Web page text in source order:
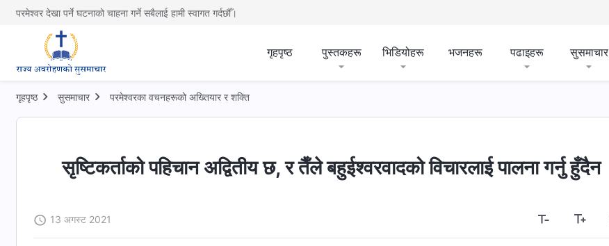
परमेश्वर देखा पर्ने घटनाको चाहना गर्ने सबैलाई हामी स्वागत गर्दछौँ।
गृहपृष्ठ पुस्तकहरू भिडियोहरू भजनहरू पढाइहरू सुसमाचार
गृहपृष्ठ सुसमाचार परमेश्‍वरका वचनहरूको अख्‍तियार र शक्ति
सृष्टिकर्ताको पहिचान अद्वितीय छ, र तैँले बहुईश्‍वरवादको विचारलाई पालना गर्नु हुँदैन
13 अगस्ट 2021